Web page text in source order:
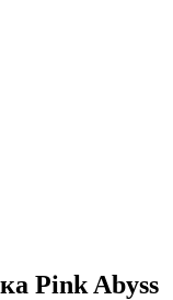
Pink Abyss